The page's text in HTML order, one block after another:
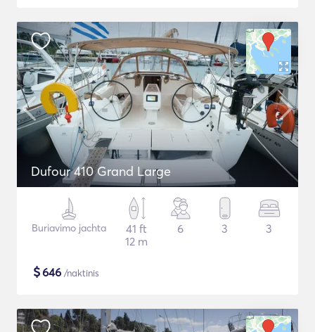
Dufour 410 Grand Large
Buriavimo jachta
41 ft
12 m
6 3 3
$646 /naktinis